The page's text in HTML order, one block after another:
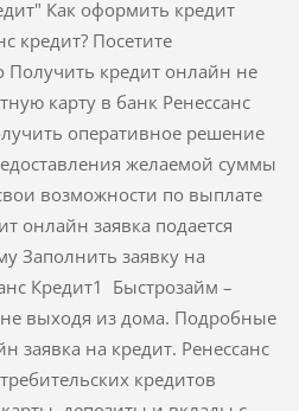
Как оформить кредит
кредит? Посетите
Получить кредит онлайн не
карту в банк Ренессанс
оперативное решение
желаемой суммы
возможности по выплате
онлайн заявка подается
Заполнить заявку на
Кредит1 Быстрозайм –
выходя из дома. Подробные
заявка на кредит. Ренессанс
кредитов